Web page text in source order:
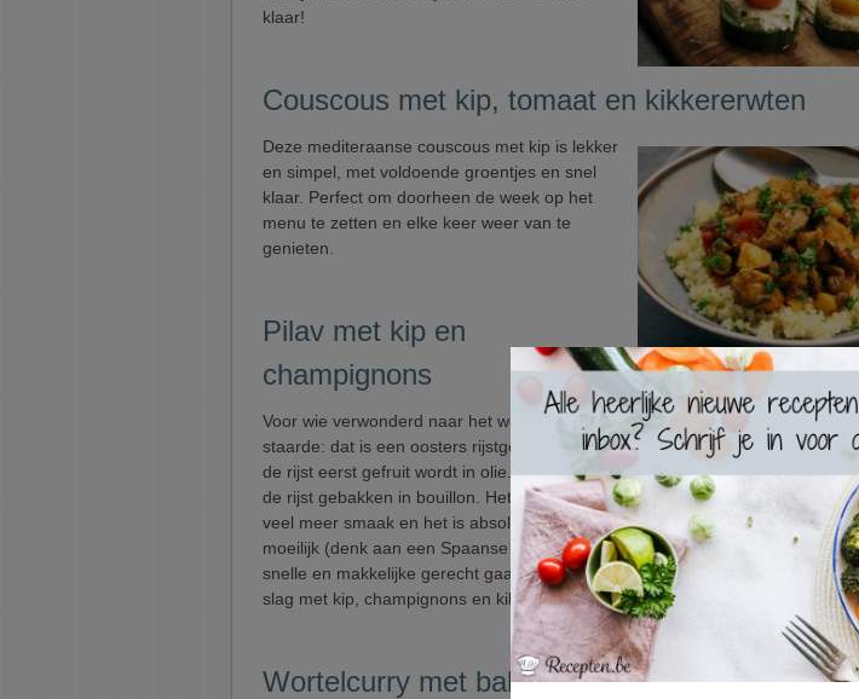
klaar!
Couscous met kip, tomaat en kikkererwten
Deze mediteraanse couscous met kip is lekker
en simpel, met voldoende groentjes en snel
klaar. Perfect om doorheen de week op het
menu te zetten en elke keer weer van te
genieten.
Pilav met kip en
champignons
Voor wie verwonderd naar het woordje 'pilav'
staarde: dat is een oosters rijstgerecht waarbij
de rijst eerst gefruit wordt in olie. Daarna wordt
de rijst gebakken in bouillon. Het resultaat is
veel meer smaak en het is absoluut niet
moeilijk (denk aan een Spaanse paella). In dit
snelle en makkelijke gerecht gaan we aan de
slag met kip, champignons en kikkererwten.
Wortelcurry met balletjes (Sandra Bekkari)